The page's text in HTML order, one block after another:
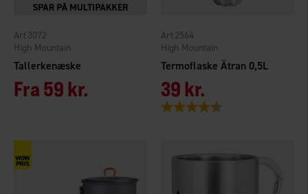
Tallerkenæske
High Mountain
3072
Fra59 kr.
Termoflaske Ätran 0,5L
High Mountain
2564
39 kr.
Vurdering: